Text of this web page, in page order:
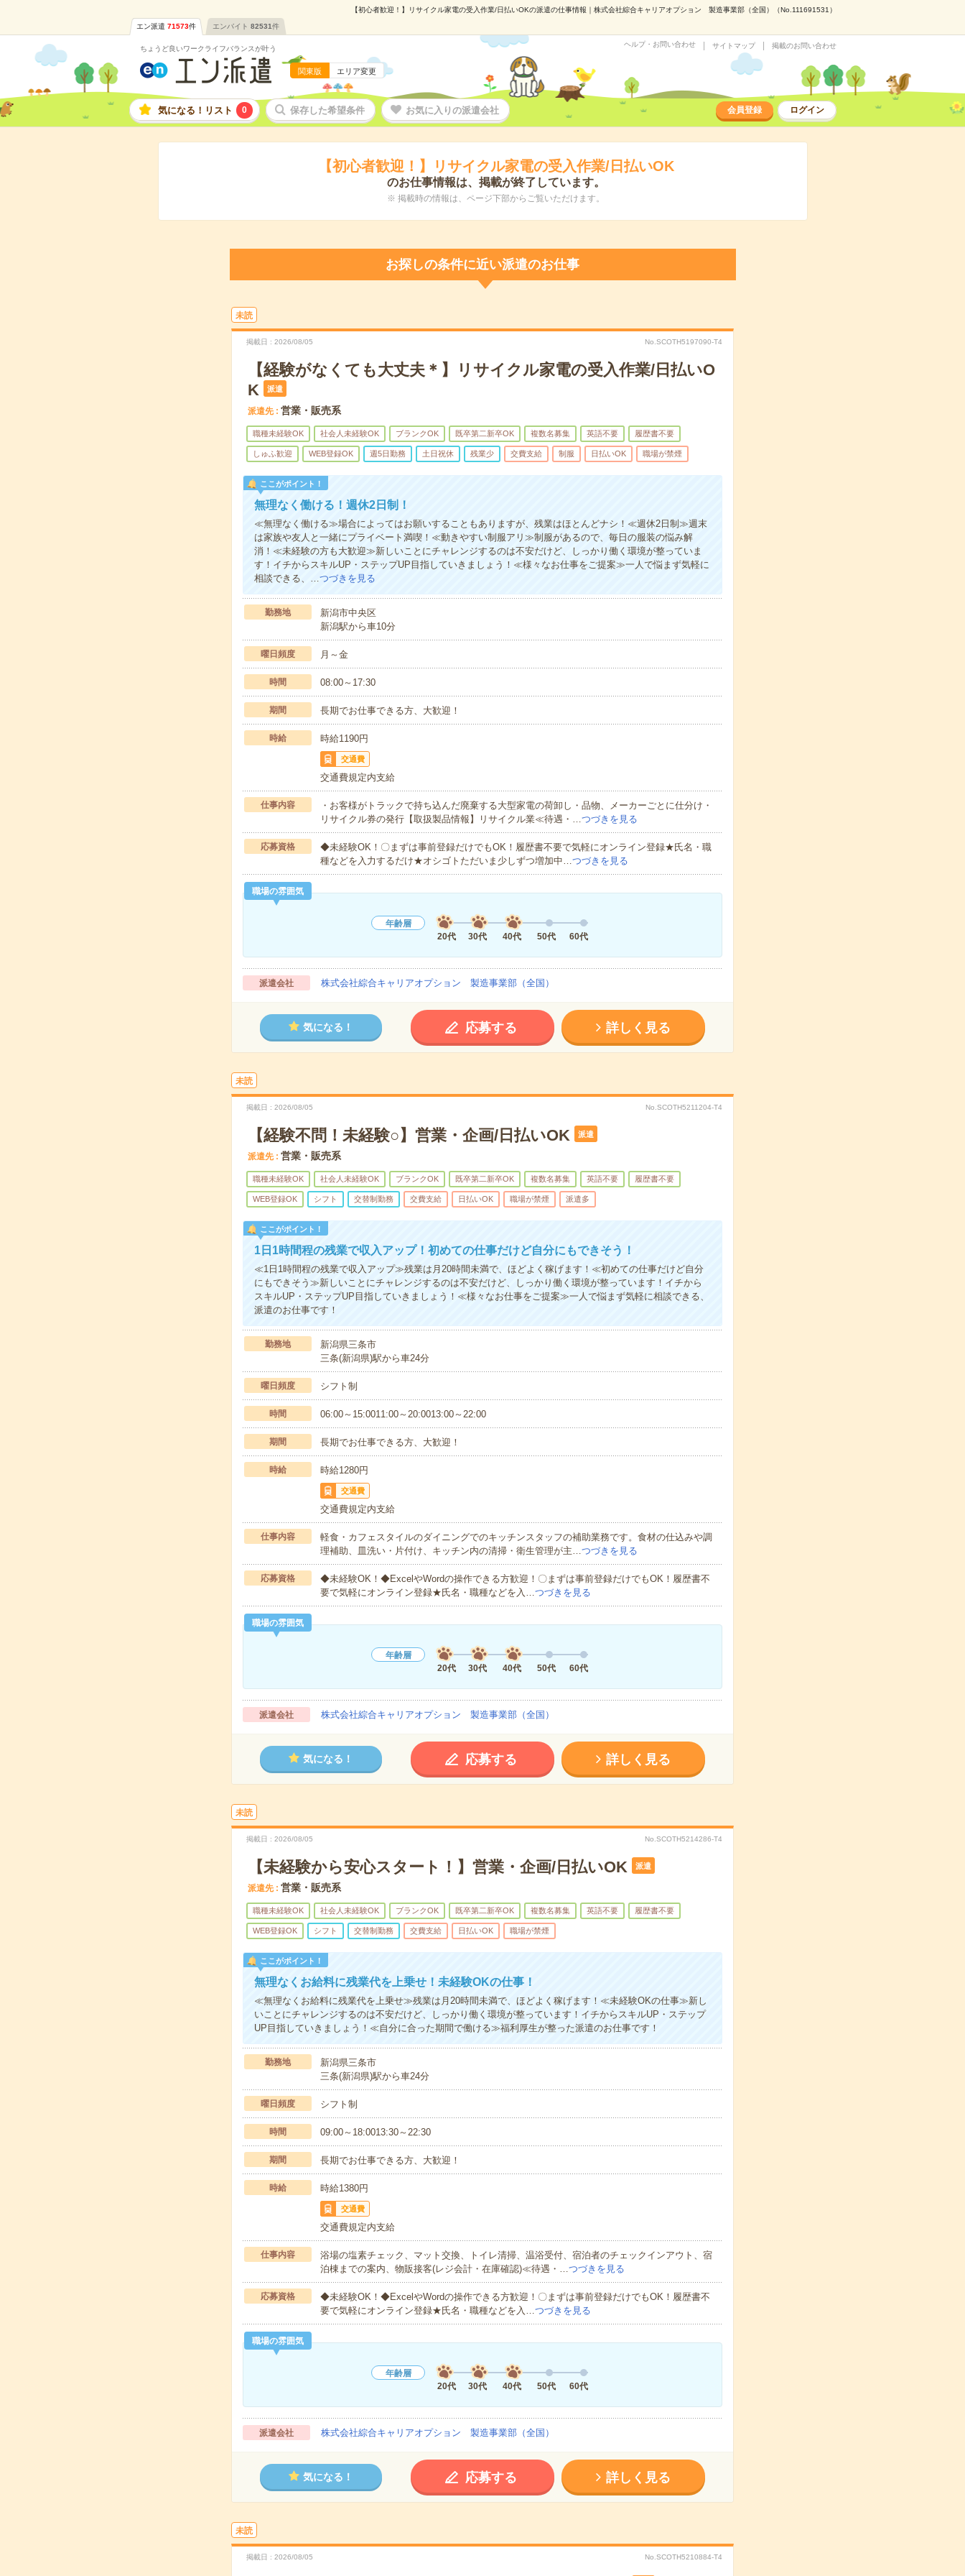
【初心者歓迎！】リサイクル家電の受入作業/日払いOKの派遣の仕事情報｜株式会社綜合キャリアオプション 製造事業部（全国）（No.111691531）
エン派遣 71573件 エンバイト 82531件
ちょうど良いワークライフバランスが叶う
関東版 エリア変更
ヘルプ・お問い合わせ サイトマップ 掲載のお問い合わせ
気になる！リスト 0 保存した希望条件 お気に入りの派遣会社 会員登録 ログイン
【初心者歓迎！】リサイクル家電の受入作業/日払いOK
のお仕事情報は、掲載が終了しています。
※ 掲載時の情報は、ページ下部からご覧いただけます。
お探しの条件に近い派遣のお仕事
未読
掲載日 2026/08/05 No.SCOTH5197090-T4
【経験がなくても大丈夫＊】リサイクル家電の受入作業/日払いO
K
派遣
派遣先 営業・販売系
職種未経験OK 社会人未経験OK ブランクOK 既卒第二新卒OK 複数名募集 英語不要 履歴書不要
しゅふ歓迎 WEB登録OK 週5日勤務 土日祝休 残業少 交費支給 制服 日払いOK 職場が禁煙
ここがポイント！
無理なく働ける！週休2日制！
≪無理なく働ける≫場合によってはお願いすることもありますが、残業はほとんどナシ！≪週休2日制≫週末
は家族や友人と一緒にプライベート満喫！≪動きやすい制服アリ≫制服があるので、毎日の服装の悩み解
消！≪未経験の方も大歓迎≫新しいことにチャレンジするのは不安だけど、しっかり働く環境が整っていま
す！イチからスキルUP・ステップUP目指していきましょう！≪様々なお仕事をご提案≫一人で悩まず気軽に
相談できる、…つづきを見る
勤務地
新潟市中央区
新潟駅から車10分
曜日頻度 月～金
時間 08:00～17:30
期間 長期でお仕事できる方、大歓迎！
時給 時給1190円
交通費
交通費規定内支給
仕事内容
・お客様がトラックで持ち込んだ廃棄する大型家電の荷卸し・品物、メーカーごとに仕分け・
リサイクル券の発行【取扱製品情報】リサイクル業≪待遇・…つづきを見る
応募資格
◆未経験OK！〇まずは事前登録だけでもOK！履歴書不要で気軽にオンライン登録★氏名・職
種などを入力するだけ★オシゴトただいま少しずつ増加中…つづきを見る
職場の雰囲気
年齢層
20代
30代 40代 50代 60代
派遣会社 株式会社綜合キャリアオプション 製造事業部（全国）
気になる！ 応募する 詳しく見る
未読
掲載日 2026/08/05 No.SCOTH5211204-T4
【経験不問！未経験○】営業・企画/日払いOK 派遣
派遣先 営業・販売系
職種未経験OK 社会人未経験OK ブランクOK 既卒第二新卒OK 複数名募集 英語不要 履歴書不要
WEB登録OK シフト 交替制勤務 交費支給 日払いOK 職場が禁煙 派遣多
ここがポイント！
1日1時間程の残業で収入アップ！初めての仕事だけど自分にもできそう！
≪1日1時間程の残業で収入アップ≫残業は月20時間未満で、ほどよく稼げます！≪初めての仕事だけど自分
にもできそう≫新しいことにチャレンジするのは不安だけど、しっかり働く環境が整っています！イチから
スキルUP・ステップUP目指していきましょう！≪様々なお仕事をご提案≫一人で悩まず気軽に相談できる、
派遣のお仕事です！
勤務地
新潟県三条市
三条(新潟県)駅から車24分
曜日頻度 シフト制
時間 06:00～15:0011:00～20:0013:00～22:00
期間 長期でお仕事できる方、大歓迎！
時給 時給1280円
交通費
交通費規定内支給
仕事内容
軽食・カフェスタイルのダイニングでのキッチンスタッフの補助業務です。食材の仕込みや調
理補助、皿洗い・片付け、キッチン内の清掃・衛生管理が主…つづきを見る
応募資格
◆未経験OK！◆ExcelやWordの操作できる方歓迎！〇まずは事前登録だけでもOK！履歴書不
要で気軽にオンライン登録★氏名・職種などを入…つづきを見る
職場の雰囲気
年齢層
20代
30代 40代 50代 60代
派遣会社 株式会社綜合キャリアオプション 製造事業部（全国）
気になる！ 応募する 詳しく見る
未読
掲載日 2026/08/05 No.SCOTH5214286-T4
【未経験から安心スタート！】営業・企画/日払いOK 派遣
派遣先 営業・販売系
職種未経験OK 社会人未経験OK ブランクOK 既卒第二新卒OK 複数名募集 英語不要 履歴書不要
WEB登録OK シフト 交替制勤務 交費支給 日払いOK 職場が禁煙
ここがポイント！
無理なくお給料に残業代を上乗せ！未経験OKの仕事！
≪無理なくお給料に残業代を上乗せ≫残業は月20時間未満で、ほどよく稼げます！≪未経験OKの仕事≫新し
いことにチャレンジするのは不安だけど、しっかり働く環境が整っています！イチからスキルUP・ステップ
UP目指していきましょう！≪自分に合った期間で働ける≫福利厚生が整った派遣のお仕事です！
勤務地
新潟県三条市
三条(新潟県)駅から車24分
曜日頻度 シフト制
時間 09:00～18:0013:30～22:30
期間 長期でお仕事できる方、大歓迎！
時給 時給1380円
交通費
交通費規定内支給
仕事内容
浴場の塩素チェック、マット交換、トイレ清掃、温浴受付、宿泊者のチェックインアウト、宿
泊棟までの案内、物販接客(レジ会計・在庫確認)≪待遇・…つづきを見る
応募資格
◆未経験OK！◆ExcelやWordの操作できる方歓迎！〇まずは事前登録だけでもOK！履歴書不
要で気軽にオンライン登録★氏名・職種などを入…つづきを見る
職場の雰囲気
年齢層
20代
30代 40代 50代 60代
派遣会社 株式会社綜合キャリアオプション 製造事業部（全国）
気になる！ 応募する 詳しく見る
未読
掲載日 2026/08/05 No.SCOTH5210884-T4